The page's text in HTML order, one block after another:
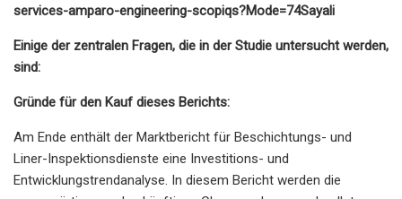
services-amparo-engineering-scopiqs?Mode=74Sayali
Einige der zentralen Fragen, die in der Studie untersucht werden,
sind:
Gründe für den Kauf dieses Berichts:
Am Ende enthält der Marktbericht für Beschichtungs- und
Liner-Inspektionsdienste eine Investitions- und
Entwicklungstrendanalyse. In diesem Bericht werden die